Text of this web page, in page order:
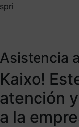
spri
Asistencia
Kaixo!
atención
a la